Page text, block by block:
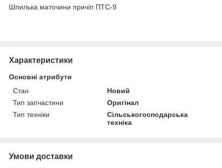
Шпилька маточини причіп ПТС-9
Характеристики
Основні атрибути
Стан
Новий
Тип запчастини
Оригінал
Тип техніки
Сільськогосподарська
техніка
Умови доставки